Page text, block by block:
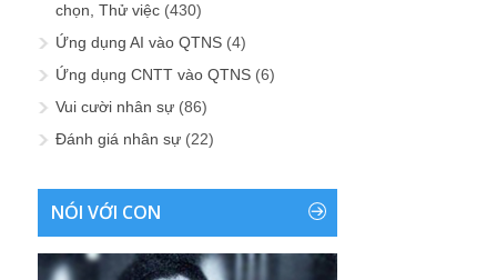
chọn, Thử việc (430)
Ứng dụng AI vào QTNS (4)
Ứng dụng CNTT vào QTNS (6)
Vui cười nhân sự (86)
Đánh giá nhân sự (22)
NÓI VỚI CON